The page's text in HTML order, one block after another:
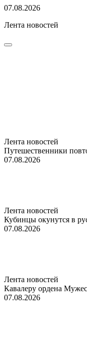
07.08.2026
Лента новостей
Лента новостей
Путешественники
07.08.2026
Лента новостей
Кубинцы окунутся в
07.08.2026
Лента новостей
Кавалеру ордена
07.08.2026